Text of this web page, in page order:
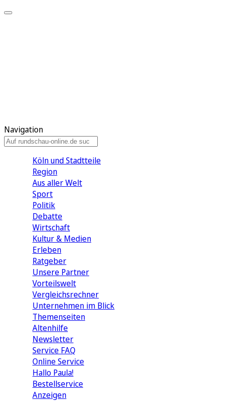
Navigation
Köln und Stadtteile
Region
Aus aller Welt
Sport
Politik
Debatte
Wirtschaft
Kultur & Medien
Erleben
Ratgeber
Unsere Partner
Vorteilswelt
Vergleichsrechner
Unternehmen im Blick
Themenseiten
Altenhilfe
Newsletter
Service FAQ
Online Service
Hallo Paula!
Bestellservice
Anzeigen